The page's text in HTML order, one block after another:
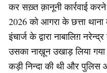
कर सख़्त क़ानूनी कार्रवाई
2026 को आगरा के छत्ता
इंचार्ज के द्वारा नाबालिग़
उसका नाख़ून उखाड़ लिया गया
कड़ी निन्दा की थी और पुलिस